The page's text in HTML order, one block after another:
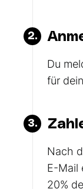
2.
Du
für
3.
Nach
E-Mail
20%